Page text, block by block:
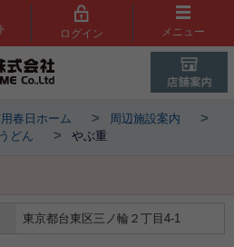
ログイン メニュー
春日ホーム > 周辺施設案内 >
どん > やぶ重
東京都台東区三ノ輪２丁目4-1